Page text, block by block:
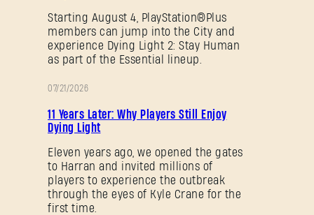
Starting August 4, PlayStation®Plus
members can jump into the City and
experience Dying Light 2: Stay Human
as part of the Essential lineup.
07/21/2026
11 Years Later: Why Players Still Enjoy
Dying Light
Eleven years ago, we opened the gates
to Harran and invited millions of
players to experience the outbreak
through the eyes of Kyle Crane for the
first time.